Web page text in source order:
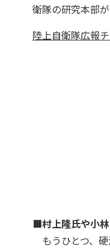
衛隊の研究本部
陸上自衛隊広報
■村上隆氏や小
もうひとつ、